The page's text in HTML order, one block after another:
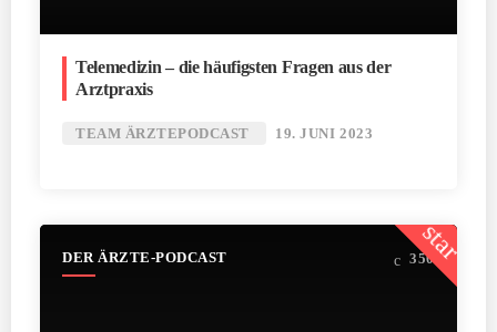
Telemedizin – die häufigsten Fragen aus der
Arztpraxis
TEAM ÄRZTEPODCAST 19. JUNI 2023
DER ÄRZTE-PODCAST 350
star